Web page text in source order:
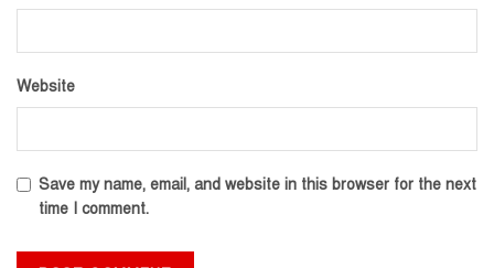
Website
Save my name, email, and website in this browser for the next
time I comment.